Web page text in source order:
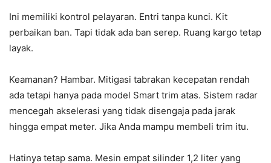
Ini memiliki kontrol pelayaran. Entri tanpa kunci. Kit
perbaikan ban. Tapi tidak ada ban serep. Ruang kargo tetap
layak.
Keamanan? Hambar. Mitigasi tabrakan kecepatan rendah
ada tetapi hanya pada model Smart trim atas. Sistem radar
mencegah akselerasi yang tidak disengaja pada jarak
hingga empat meter. Jika Anda mampu membeli trim itu.
Hatinya tetap sama. Mesin empat silinder 1,2 liter yang